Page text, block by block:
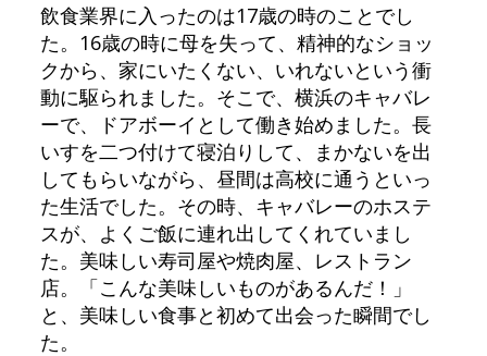
飲食業界に入ったのは17歳の時のことでし
た。16歳の時に母を失って、精神的なショッ
クから、家にいたくない、いれないという衝
動に駆られました。そこで、横浜のキャバレ
ーで、ドアボーイとして働き始めました。長
いすを二つ付けて寝泊りして、まかないを出
してもらいながら、昼間は高校に通うといっ
た生活でした。その時、キャバレーのホステ
スが、よくご飯に連れ出してくれていまし
た。美味しい寿司屋や焼肉屋、レストラン
店。「こんな美味しいものがあるんだ！」
と、美味しい食事と初めて出会った瞬間でし
た。